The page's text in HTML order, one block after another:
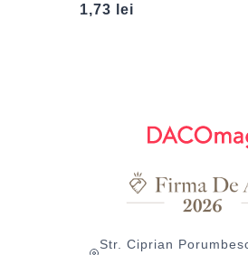
1,73
lei
Str. Ciprian